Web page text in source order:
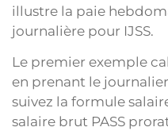
illustre la paie
journalière pour IJSS.
Le premier exemple
en prenant le
suivez la formule
salaire brut PASS